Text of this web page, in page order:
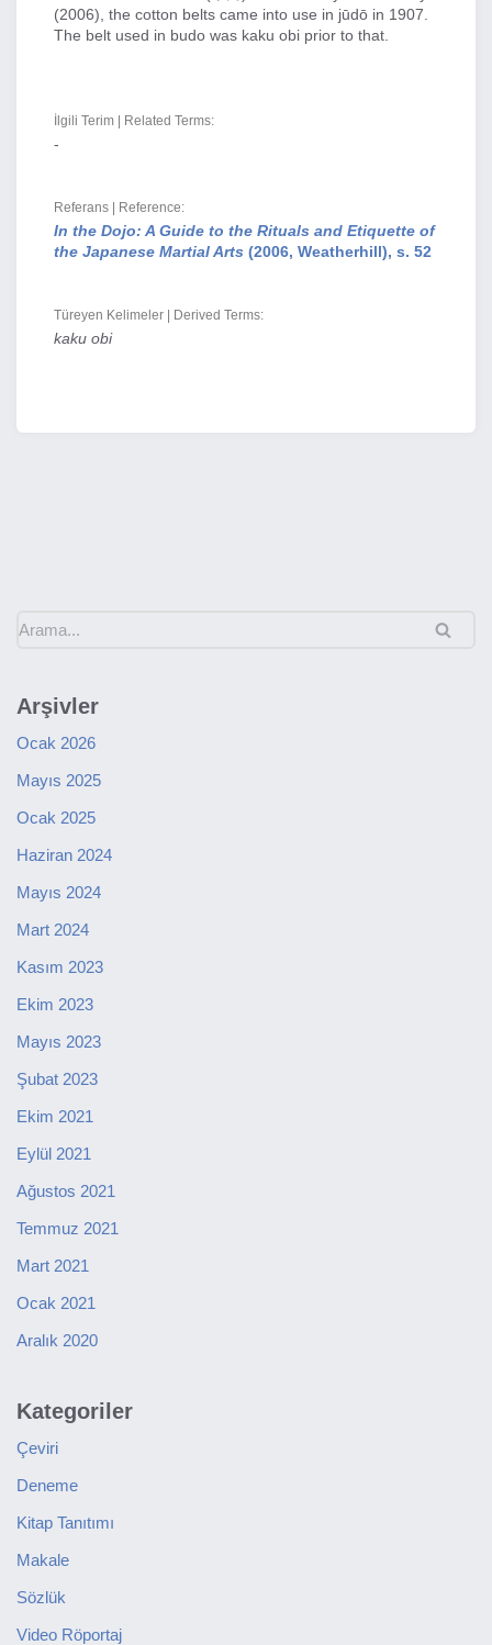
(2006), the cotton belts came into use in jūdō in 1907.
The belt used in budo was kaku obi prior to that.
İlgili Terim | Related Terms:
-
Referans | Reference:
In the Dojo: A Guide to the Rituals and Etiquette of
the Japanese Martial Arts (2006, Weatherhill), s. 52
Türeyen Kelimeler | Derived Terms:
kaku obi
Arşivler
Ocak 2026
Mayıs 2025
Ocak 2025
Haziran 2024
Mayıs 2024
Mart 2024
Kasım 2023
Ekim 2023
Mayıs 2023
Şubat 2023
Ekim 2021
Eylül 2021
Ağustos 2021
Temmuz 2021
Mart 2021
Ocak 2021
Aralık 2020
Kategoriler
Çeviri
Deneme
Kitap Tanıtımı
Makale
Sözlük
Video Röportaj